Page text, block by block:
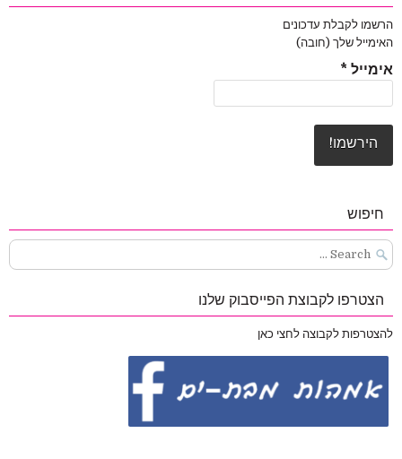
הרשמו לקבלת עדכונים
האימייל שלך (חובה)
אימייל *
חיפוש
Search
for:
הצטרפו לקבוצת הפייסבוק שלנו
להצטרפות לקבוצה לחצי כאן